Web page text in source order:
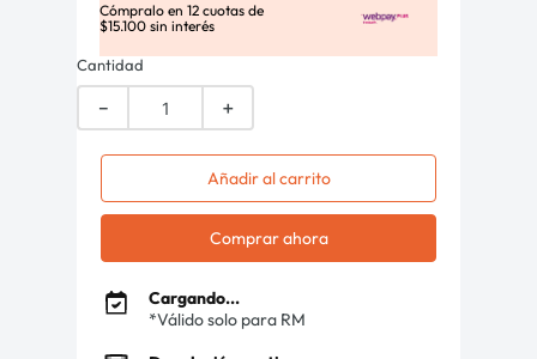
Cómpralo en 12 cuotas de
$15.100 sin interés
Cantidad
＋
－
Añadir al carrito
Comprar ahora
Cargando...
*Válido solo para RM